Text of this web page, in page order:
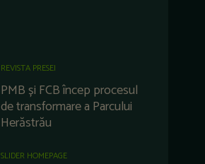
REVISTA PRESEI
PMB și FCB încep procesul
de transformare a Parcului
Herăstrău
SLIDER HOMEPAGE